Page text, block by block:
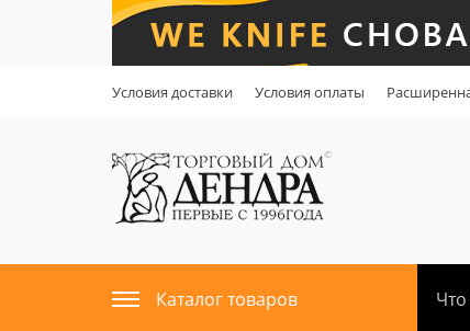
Условия доставки Условия оплаты
Каталог товаров